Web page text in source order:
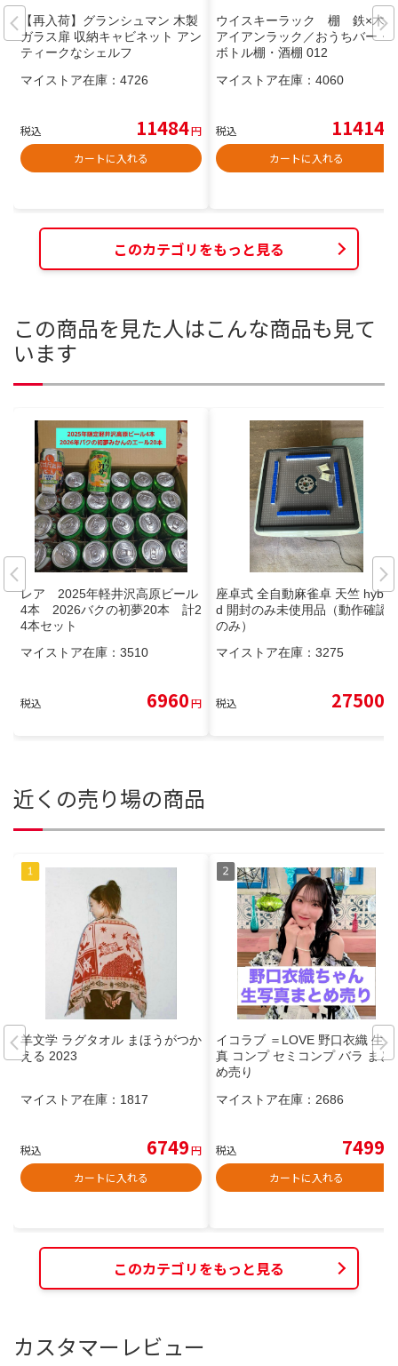
【再入荷】グランシュマン 木製
ガラス扉 収納キャビネット アン
ティークなシェルフ
マイストア在庫： 4726
税込 11484円
カートに入れる
ウイスキーラック 棚 鉄×木製
アイアンラック／おうちバー・
ボトル棚・酒棚 012
マイストア在庫： 4060
税込 11414
カートに入れる
このカテゴリをもっと見る
この商品を見た人はこんな商品も見て
います
レア 2025年軽井沢高原ビール
4本 2026バクの初夢20本 計2
4本セット
マイストア在庫： 3510
税込 6960円
座卓式 全自動麻雀卓 天竺 hybri
d 開封のみ未使用品（動作確認
のみ）
マイストア在庫： 3275
税込 27500
近くの売り場の商品
羊文学 ラグタオル まほうがつか
える 2023
マイストア在庫： 1817
税込 6749円
カートに入れる
イコラブ ＝LOVE 野口衣織 生写
真 コンプ セミコンプ バラ まと
め売り
マイストア在庫： 2686
税込 7499
カートに入れる
このカテゴリをもっと見る
カスタマーレビュー